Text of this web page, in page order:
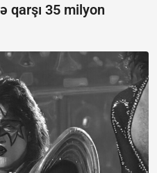
qarşı 35 milyon